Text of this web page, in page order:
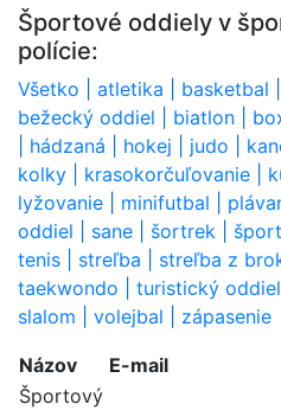
Športové oddiely v
polície:
Všetko atletika basketbal
bežecký oddiel
biatlon
hádzaná hokej judo
kolky
krasokorčuľovanie
lyžovanie
minifutbal
oddiel
sane šortrek
tenis
streľba streľba z
taekwondo
turistický oddiel
slalom
volejbal zápasenie
Názov E-mail
Športový